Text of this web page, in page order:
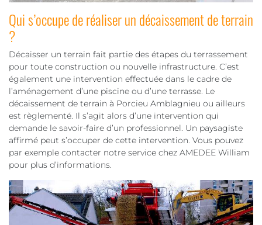
Qui s’occupe de réaliser un décaissement de terrain
?
Décaisser un terrain fait partie des étapes du terrassement
pour toute construction ou nouvelle infrastructure. C’est
également une intervention effectuée dans le cadre de
l’aménagement d’une piscine ou d’une terrasse. Le
décaissement de terrain à Porcieu Amblagnieu ou ailleurs
est règlementé. Il s’agit alors d’une intervention qui
demande le savoir-faire d’un professionnel. Un paysagiste
affirmé peut s’occuper de cette intervention. Vous pouvez
par exemple contacter notre service chez AMEDEE William
pour plus d’informations.